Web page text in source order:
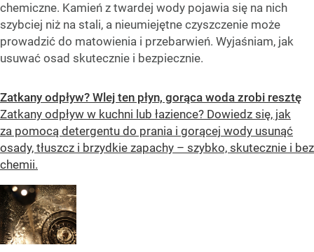
chemiczne. Kamień z twardej wody pojawia się na nich
szybciej niż na stali, a nieumiejętne czyszczenie może
prowadzić do matowienia i przebarwień. Wyjaśniam, jak
usuwać osad skutecznie i bezpiecznie.
Zatkany odpływ? Wlej ten płyn, gorąca woda zrobi resztę
Zatkany odpływ w kuchni lub łazience? Dowiedz się, jak
za pomocą detergentu do prania i gorącej wody usunąć
osady, tłuszcz i brzydkie zapachy – szybko, skutecznie i bez
chemii.